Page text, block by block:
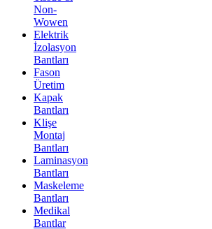
Non-
Wowen
Elektrik
İzolasyon
Bantları
Fason
Üretim
Kapak
Bantları
Klişe
Montaj
Bantları
Laminasyon
Bantları
Maskeleme
Bantları
Medikal
Bantlar